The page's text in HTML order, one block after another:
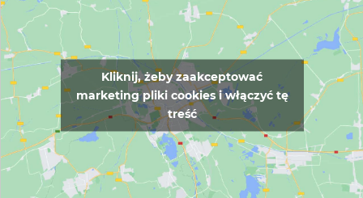
Kliknij, żeby zaakceptować
marketing pliki cookies i włączyć tę
treść